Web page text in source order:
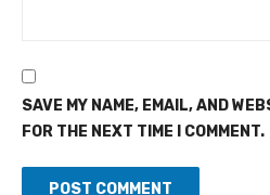
SAVE MY NAME, EMAIL, AND
FOR THE NEXT TIME I COMMENT.